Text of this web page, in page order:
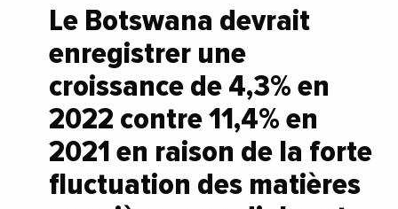
Le Botswana devrait
enregistrer une
croissance de 4,3% en
2022 contre 11,4% en
2021 en raison de la forte
fluctuation des matières